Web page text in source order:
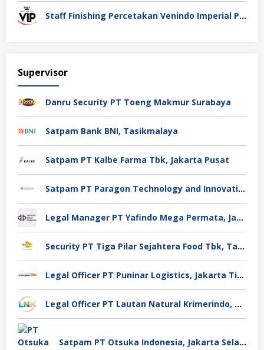
Staff Finishing Percetakan Venindo Imperial Perkasa Bandung Kota
Supervisor
Danru Security PT Toeng Makmur Surabaya
Satpam Bank BNI, Tasikmalaya
Satpam PT Kalbe Farma Tbk, Jakarta Pusat
Satpam PT Paragon Technology and Innovation Jakarta
Legal Manager PT Yafindo Mega Permata, Jakarta Barat
Security PT Tiga Pilar Sejahtera Food Tbk, Tangerang
Legal Officer PT Puninar Logistics, Jakarta Timur
Legal Officer PT Lautan Natural Krimerindo, Mojokerto
Satpam PT Otsuka Indonesia, Jakarta Selatan